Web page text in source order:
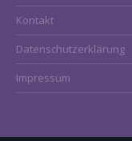
Kontakt
Datenschutzerklärung
Impressum